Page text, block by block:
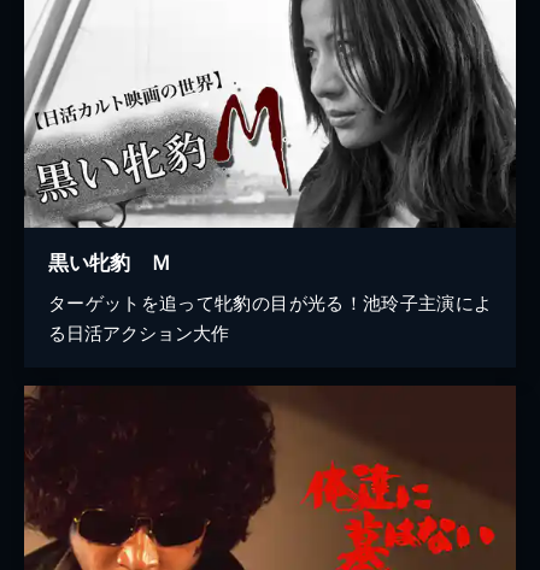
黒い牝豹 Ｍ
ターゲットを追って牝豹の目が光る！池玲子主演によ
る日活アクション大作